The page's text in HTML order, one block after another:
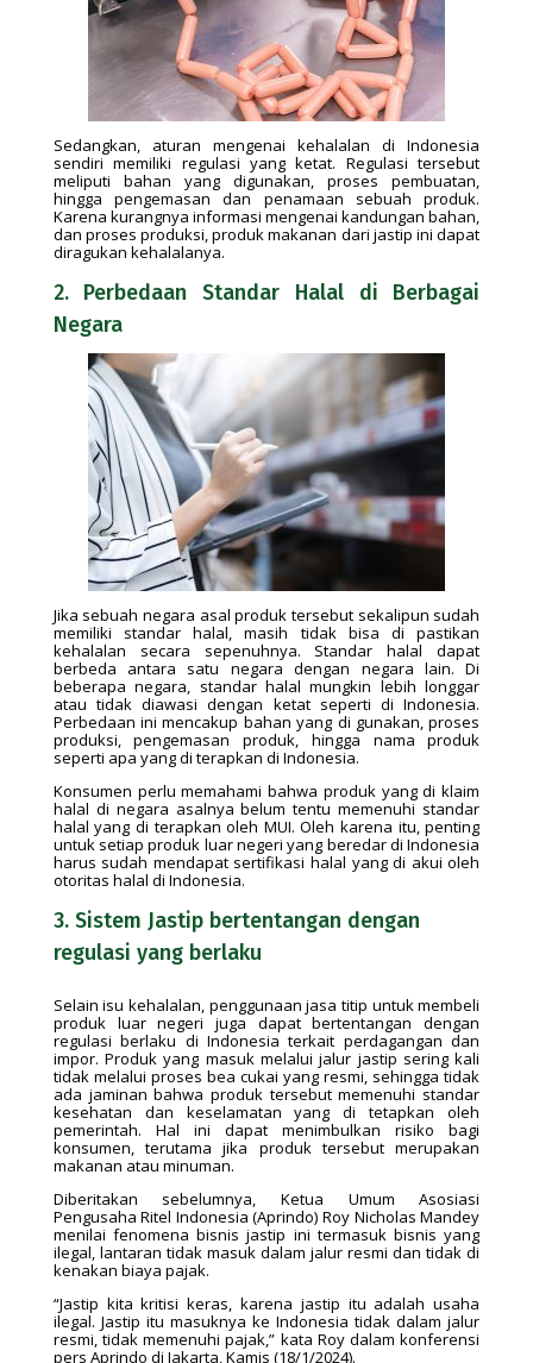
Sedangkan, aturan mengenai kehalalan di Indonesia
sendiri memiliki regulasi yang ketat. Regulasi tersebut
meliputi bahan yang digunakan, proses pembuatan,
hingga pengemasan dan penamaan sebuah produk.
Karena kurangnya informasi mengenai kandungan bahan,
dan proses produksi, produk makanan dari jastip ini dapat
diragukan kehalalanya.
2. Perbedaan Standar Halal di Berbagai
Negara
Jika sebuah negara asal produk tersebut sekalipun sudah
memiliki standar halal, masih tidak bisa di pastikan
kehalalan secara sepenuhnya. Standar halal dapat
berbeda antara satu negara dengan negara lain. Di
beberapa negara, standar halal mungkin lebih longgar
atau tidak diawasi dengan ketat seperti di Indonesia.
Perbedaan ini mencakup bahan yang di gunakan, proses
produksi, pengemasan produk, hingga nama produk
seperti apa yang di terapkan di Indonesia.
Konsumen perlu memahami bahwa produk yang di klaim
halal di negara asalnya belum tentu memenuhi standar
halal yang di terapkan oleh MUI. Oleh karena itu, penting
untuk setiap produk luar negeri yang beredar di Indonesia
harus sudah mendapat sertifikasi halal yang di akui oleh
otoritas halal di Indonesia.
3. Sistem Jastip bertentangan dengan
regulasi yang berlaku
Selain isu kehalalan, penggunaan jasa titip untuk membeli
produk luar negeri juga dapat bertentangan dengan
regulasi berlaku di Indonesia terkait perdagangan dan
impor. Produk yang masuk melalui jalur jastip sering kali
tidak melalui proses bea cukai yang resmi, sehingga tidak
ada jaminan bahwa produk tersebut memenuhi standar
kesehatan dan keselamatan yang di tetapkan oleh
pemerintah. Hal ini dapat menimbulkan risiko bagi
konsumen, terutama jika produk tersebut merupakan
makanan atau minuman.
Diberitakan sebelumnya, Ketua Umum Asosiasi
Pengusaha Ritel Indonesia (Aprindo) Roy Nicholas Mandey
menilai fenomena bisnis jastip ini termasuk bisnis yang
ilegal, lantaran tidak masuk dalam jalur resmi dan tidak di
kenakan biaya pajak.
“Jastip kita kritisi keras, karena jastip itu adalah usaha
ilegal. Jastip itu masuknya ke Indonesia tidak dalam jalur
resmi, tidak memenuhi pajak,” kata Roy dalam konferensi
pers Aprindo di Jakarta, Kamis (18/1/2024).